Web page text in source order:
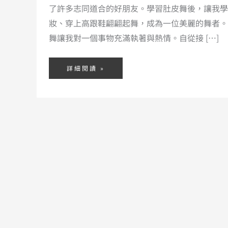
了許多志同道合的好朋友。學習肚皮舞後，讓我
妝、穿上高跟鞋翩翩起舞，成為一位美麗的舞者
舞讓我對一個事物充滿執著與熱情。自從接 […]
詳細閱讀 »